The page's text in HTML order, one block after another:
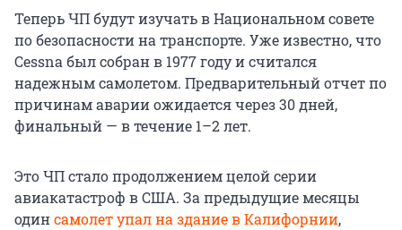
Теперь ЧП будут изучать в Национальном совете
по безопасности на транспорте. Уже известно, что
Cessna был собран в 1977 году и считался
надежным самолетом. Предварительный отчет по
причинам аварии ожидается через 30 дней,
финальный — в течение 1–2 лет.
Это ЧП стало продолжением целой серии
авиакатастроф в США. За предыдущие месяцы
одинсамолет упал на здание в Калифорнии,